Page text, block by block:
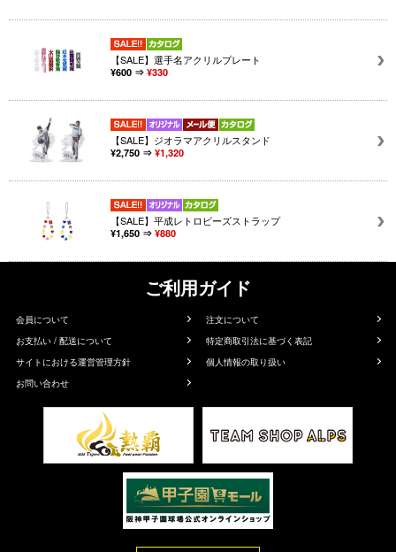
【SALE】選手名アクリルプレート
¥600 ⇒ ¥330
【SALE】ジオラマアクリルスタンド
¥2,750 ⇒ ¥1,320
【SALE】平成レトロビーズストラップ
¥1,650 ⇒ ¥880
ご利用ガイド
会員について
注文について
お支払い / 配送について
特定商取引法に基づく表記
サイトにおける運営管理方針
個人情報の取り扱い
お問い合わせ